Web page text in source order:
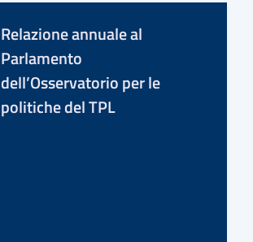
Relazione annuale al
Parlamento
dell’Osservatorio per le
politiche del TPL